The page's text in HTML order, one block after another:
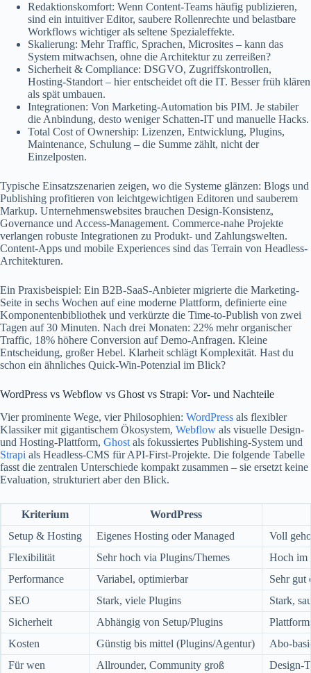
Redaktionskomfort: Wenn Content-Teams häufig publizieren,
sind ein intuitiver Editor, saubere Rollenrechte und belastbare
Workflows wichtiger als seltene Spezialeffekte.
Skalierung: Mehr Traffic, Sprachen, Microsites – kann das
System mitwachsen, ohne die Architektur zu zerreißen?
Sicherheit & Compliance: DSGVO, Zugriffskontrollen,
Hosting-Standort – hier entscheidet oft die IT. Besser früh klären
als spät umbauen.
Integrationen: Von Marketing-Automation bis PIM. Je stabiler
die Anbindung, desto weniger Schatten‑IT und manuelle Hacks.
Total Cost of Ownership: Lizenzen, Entwicklung, Plugins,
Maintenance, Schulung – die Summe zählt, nicht der
Einzelposten.
Typische Einsatzszenarien zeigen, wo die Systeme glänzen: Blogs und
Publishing profitieren von leichtgewichtigen Editoren und sauberem
Markup. Unternehmenswebsites brauchen Design-Konsistenz,
Governance und Access-Management. Commerce-nahe Projekte
verlangen robuste Integrationen zu Produkt- und Zahlungswelten.
Content-Apps und mobile Experiences sind das Terrain von Headless-
Architekturen.
Ein Praxisbeispiel: Ein B2B‑SaaS‑Anbieter migrierte die Marketing-
Seite in sechs Wochen auf eine moderne Plattform, definierte eine
Komponentenbibliothek und verkürzte die Time‑to‑Publish von zwei
Tagen auf 30 Minuten. Nach drei Monaten: 22% mehr organischer
Traffic, 18% höhere Conversion auf Demo-Anfragen. Kleine
Entscheidung, großer Hebel. Klarheit schlägt Komplexität. Hast du
schon ein ähnliches Quick‑Win‑Potenzial im Blick?
WordPress vs Webflow vs Ghost vs Strapi: Vor- und Nachteile
Vier prominente Wege, vier Philosophien: WordPress als flexibler
Klassiker mit gigantischem Ökosystem, Webflow als visuelle Design-
und Hosting-Plattform, Ghost als fokussiertes Publishing‑System und
Strapi als Headless‑CMS für API‑First‑Projekte. Die folgende Tabelle
fasst die zentralen Unterschiede kompakt zusammen – sie ersetzt keine
Evaluation, strukturiert aber den Blick.
Kriterium
WordPress
Setup & Hosting
Eigenes Hosting oder Managed
Voll
Flexibilität
Sehr hoch via Plugins/Themes
Hoch im
Performance
Variabel, optimierbar
Sehr gut
SEO
Stark, viele Plugins
Stark,
Sicherheit
Abhängig von Setup/Plugins
Kosten
Günstig bis mittel (Plugins/Agentur)
Abo-
Für wen
Allrounder, Community groß Design-